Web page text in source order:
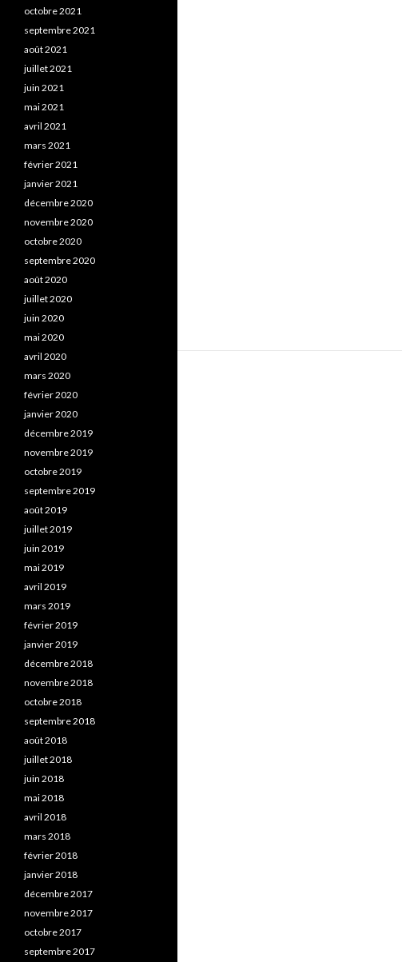
octobre 2021
septembre 2021
août 2021
juillet 2021
juin 2021
mai 2021
avril 2021
mars 2021
février 2021
janvier 2021
décembre 2020
novembre 2020
octobre 2020
septembre 2020
août 2020
juillet 2020
juin 2020
mai 2020
avril 2020
mars 2020
février 2020
janvier 2020
décembre 2019
novembre 2019
octobre 2019
septembre 2019
août 2019
juillet 2019
juin 2019
mai 2019
avril 2019
mars 2019
février 2019
janvier 2019
décembre 2018
novembre 2018
octobre 2018
septembre 2018
août 2018
juillet 2018
juin 2018
mai 2018
avril 2018
mars 2018
février 2018
janvier 2018
décembre 2017
novembre 2017
octobre 2017
septembre 2017